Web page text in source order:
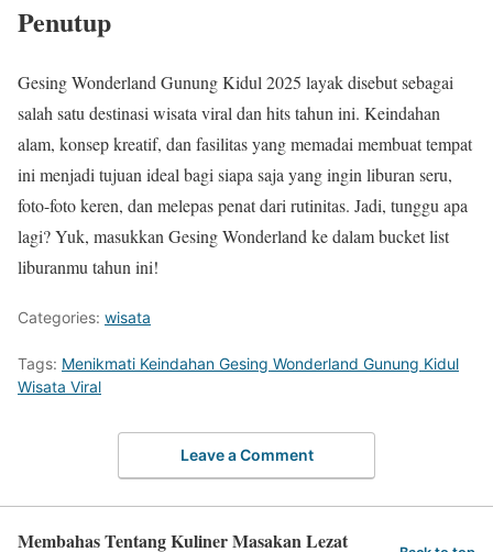
Penutup
Gesing Wonderland Gunung Kidul 2025 layak disebut sebagai
salah satu destinasi wisata viral dan hits tahun ini. Keindahan
alam, konsep kreatif, dan fasilitas yang memadai membuat tempat
ini menjadi tujuan ideal bagi siapa saja yang ingin liburan seru,
foto-foto keren, dan melepas penat dari rutinitas. Jadi, tunggu apa
lagi? Yuk, masukkan Gesing Wonderland ke dalam bucket list
liburanmu tahun ini!
Categories: wisata
Tags: Menikmati Keindahan Gesing Wonderland Gunung Kidul
Wisata Viral
Leave a Comment
Membahas Tentang Kuliner Masakan Lezat